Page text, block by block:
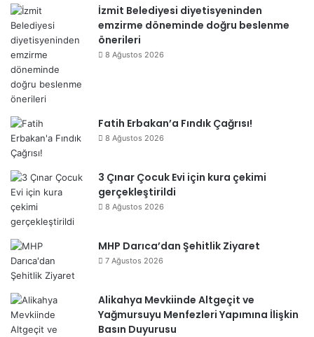
İzmit Belediyesi diyetisyeninden
emzirme döneminde doğru beslenme
önerileri
8 Ağustos 2026
Fatih Erbakan’a Fındık Çağrısı!
8 Ağustos 2026
3 Çınar Çocuk Evi için kura çekimi
gerçekleştirildi
8 Ağustos 2026
MHP Darıca’dan Şehitlik Ziyaret
7 Ağustos 2026
Alikahya Mevkiinde Altgeçit ve
Yağmursuyu Menfezleri Yapımına İlişkin
Basın Duyurusu